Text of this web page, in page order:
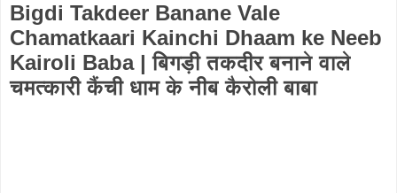
Bigdi Takdeer Banane Vale
Chamatkaari Kainchi Dhaam ke Neeb
Kairoli Baba | बिगड़ी तकदीर बनाने वाले
चमत्कारी कैंची धाम के नीब कैरोली बाबा